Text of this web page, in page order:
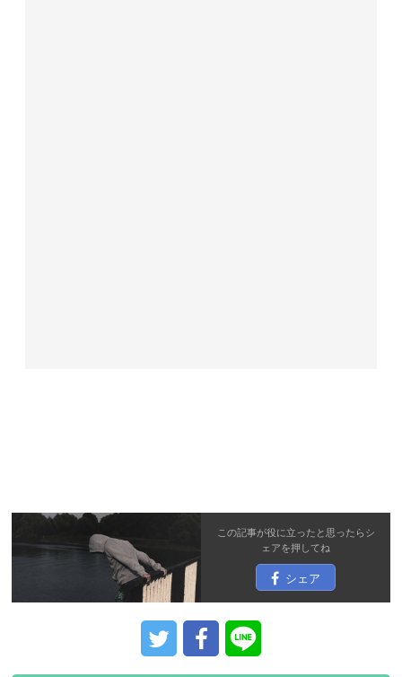
この記事が役に立ったと思ったらシ
ェアを押してね
シェア